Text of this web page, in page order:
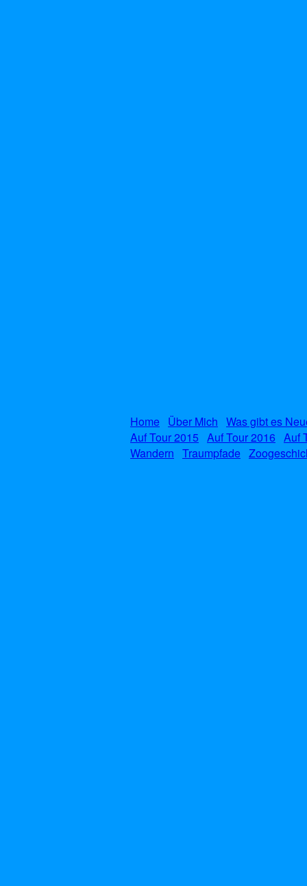
Home Über Mich Was gibt es
Auf Tour 2015 Auf Tour 2016 Auf
Wandern Traumpfade